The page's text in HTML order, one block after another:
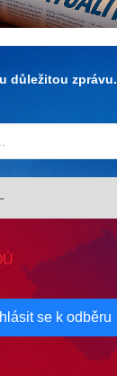
důležitou zprávu.
se k odběru